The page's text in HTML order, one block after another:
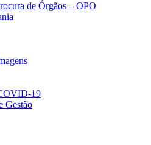
de Órgãos – OPO
19
Gestão